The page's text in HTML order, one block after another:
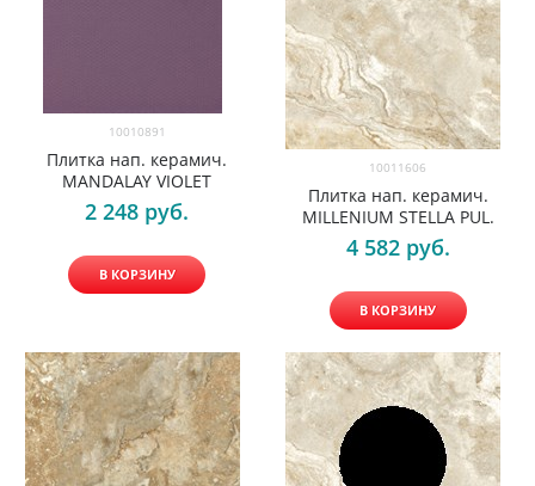
10010891
Плитка нап. керамич.
MANDALAY VIOLET
2 248 руб.
В КОРЗИНУ
10011606
Плитка нап. керамич.
MILLENIUM STELLA PUL.
4 582 руб.
В КОРЗИНУ